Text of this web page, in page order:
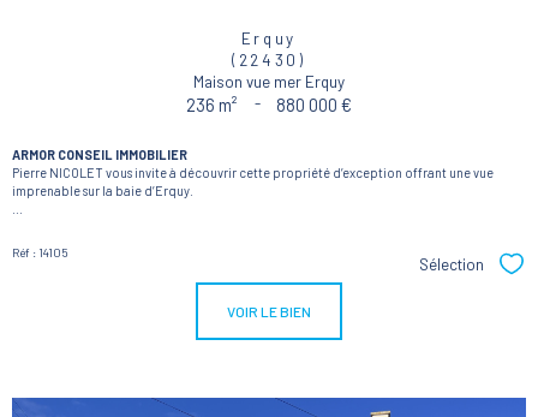
Erquy
(22430)
Maison vue mer Erquy
236 m² - 880 000 €
ARMOR CONSEIL IMMOBILIER
Pierre NICOLET vous invite à découvrir cette propriété d’exception offrant une vue
imprenable sur la baie d’Erquy.
Réf : 14105
Sélection
VOIR LE BIEN